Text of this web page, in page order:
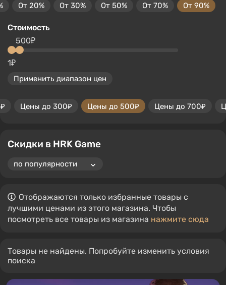
От 20% От 30% От 50% От 70% От 90%
Стоимость
1₽
500₽
Применить диапазон цен
Цены до 300₽ Цены до 500₽ Цены до 700₽
Скидки в HRK Game
Отображаются только избранные товары с
лучшими ценами из этого магазина. Чтобы
посмотреть все товары из магазина нажмите сюда
Товары не найдены. Попробуйте изменить условия
поиска